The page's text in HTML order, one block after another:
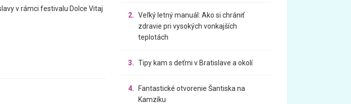
v rámci festivalu Dolce Vitaj
2. Veľký letný manuál: Ako si chrániť
zdravie pri vysokých vonkajších
teplotách
3. Tipy kam s deťmi v Bratislave a okolí
4.
Fantastické otvorenie Šantiska na
Kamzíku